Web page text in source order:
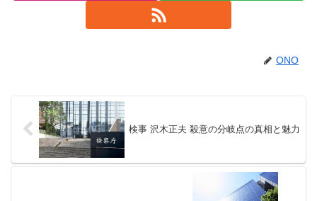
ONO
検事 沢木正夫 殺意の分岐点の真相と魅力